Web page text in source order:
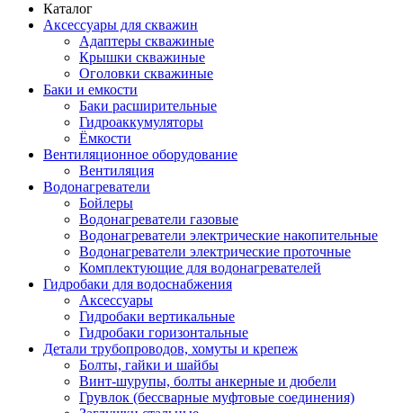
Каталог
Аксессуары для скважин
Адаптеры скважиные
Крышки скважиные
Оголовки скважиные
Баки и емкости
Баки расширительные
Гидроаккумуляторы
Ёмкости
Вентиляционное оборудование
Вентиляция
Водонагреватели
Бойлеры
Водонагреватели газовые
Водонагреватели электрические накопительные
Водонагреватели электрические проточные
Комплектующие для водонагревателей
Гидробаки для водоснабжения
Аксессуары
Гидробаки вертикальные
Гидробаки горизонтальные
Детали трубопроводов, хомуты и крепеж
Болты, гайки и шайбы
Винт-шурупы, болты анкерные и дюбели
Грувлок (бессварные муфтовые соединения)